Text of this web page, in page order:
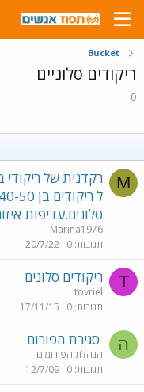
Bucket
ריקודים סלוניים
0
M
רקדנית של ריקודי
סלונים.עדיפות
Marina1976
תגובות 0
20/7/22
T ריקודים סלונים
tovriel
תגובות 0
17/11/15
ה סגירת הפורום
הנהלת הפורומים
תגובות 0
12/7/09